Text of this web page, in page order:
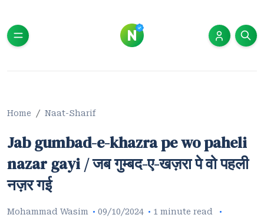
Home Naat-Sharif
Jab gumbad-e-khazra pe wo paheli
nazar gayi / जब गुम्बद-ए-खज़रा पे वो पहली
नज़र गई
Mohammad Wasim 09/10/2024
1 minute read